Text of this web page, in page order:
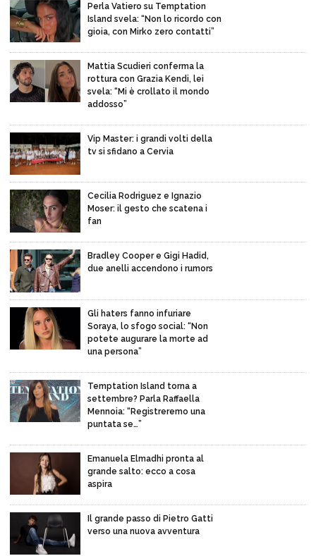
Perla Vatiero su Temptation
Island svela: “Non lo ricordo con
gioia, con Mirko zero contatti”
Mattia Scudieri conferma la
rottura con Grazia Kendi, lei
svela: “Mi è crollato il mondo
addosso”
Vip Master: i grandi volti della
tv si sfidano a Cervia
Cecilia Rodriguez e Ignazio
Moser: il gesto che scatena i
fan
Bradley Cooper e Gigi Hadid,
due anelli accendono i rumors
Gli haters fanno infuriare
Soraya, lo sfogo social: “Non
potete augurare la morte ad
una persona”
Temptation Island torna a
settembre? Parla Raffaella
Mennoia: “Registreremo una
puntata se…”
Emanuela Elmadhi pronta al
grande salto: ecco a cosa
aspira
Il grande passo di Pietro Gatti
verso una nuova avventura